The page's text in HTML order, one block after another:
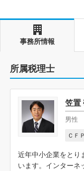
事務所情報
所属税理士
笠置
男性
ＣＦＰ
近年中小企業をとり
います。インターネ